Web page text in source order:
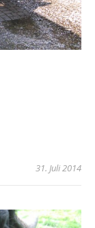
31. Juli 2014